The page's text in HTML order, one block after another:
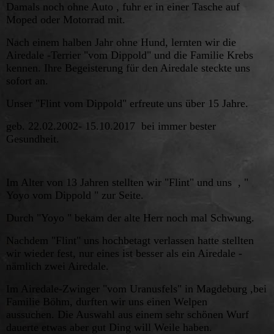
Damals noch ohne Auto , fuhr er in einer Tasche auf
Moped oder Motorrad mit.
Nach einem halben Jahr ohne Hund, lernten wir die
Airedale -Terrier "vom Dippold" und die Familie Krebs
kennen. Ihre Begeisterung für den Airedale steckte uns
sofort an.
Unser "Flint vom Dippold" erfreute uns über 15 Jahre.
geb. 22.02.2002- 15.10.2017 bei immer bester
Gesundheit.
Im Alter von 13 Jahren stellten wir "Flint" und uns , "
Yoyo vom Dippold " zur Seite.
Durch "Yoyo " bekam der alte Herr noch mal Schwung.
Nachdem "Flint" uns hochbetagt verlassen hatte stellten
wir wieder fest, nur eines ist besser als ein Airedale -
nämlich zwei Airedale.
Im Airedale-Zwinger "vom Uranusfels" in Magdeburg ,bei
Familie Böhm, durften wir uns einen Welpen
aussuchen.
Die Auswahl aus einem sehr schönen Wurf
dauerte etwas aber gut Ding will Weile haben.